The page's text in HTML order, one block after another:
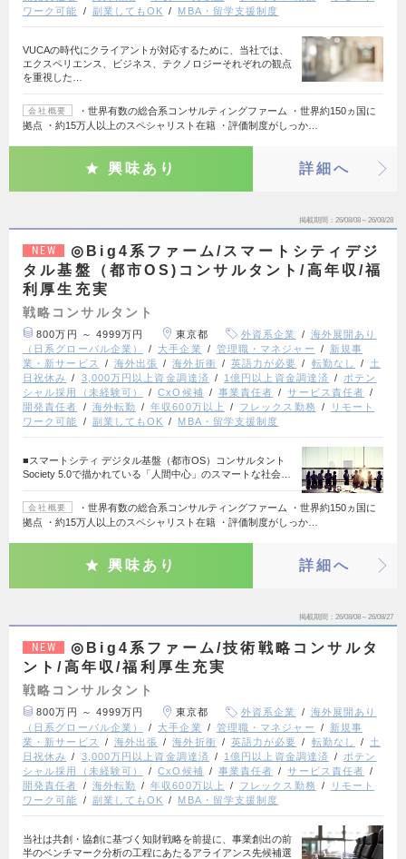
ワーク可能
副業してもOK MBA・留学支援制度
VUCAの時代にクライアントが対応するために、当社では、
エクスペリエンス、ビジネス、テクノロジーそれぞれの観点
を重視した…
会社概要
・世界有数の総合系コンサルティングファーム ・世界約150ヵ国に
拠点 ・約15万人以上のスペシャリスト在籍 ・評価制度がしっか…
興味あり 詳細へ
掲載期間 26/08/08～26/08/28
NEW
◎Big4系ファーム/スマートシティデジ
タル基盤（都市OS)コンサルタント/高年収/福
利厚生充実
戦略コンサルタント
800万円 ～ 4999万円 東京都 外資系企業
海外展開あり
（日系グローバル企業）
大手企業 管理職・マネジャー
新規事
業・新サービス
海外出張 海外折衝 英語力が必要 転勤なし
土
日祝休み
3,000万円以上資金調達済 1億円以上資金調達済
ポテン
シャル採用（未経験可）
CxO候補 事業責任者
サービス責任者
開発責任者
海外転勤 年収600万以上 フレックス勤務
リモート
ワーク可能
副業してもOK MBA・留学支援制度
■スマートシティ デジタル基盤（都市OS）コンサルタント
Society 5.0で描かれている「人間中心」のスマートな社会…
会社概要
・世界有数の総合系コンサルティングファーム ・世界約150ヵ国に
拠点 ・約15万人以上のスペシャリスト在籍 ・評価制度がしっか…
興味あり 詳細へ
掲載期間 26/08/08～26/08/27
NEW
◎Big4系ファーム/技術戦略コンサルタ
ント/高年収/福利厚生充実
戦略コンサルタント
800万円 ～ 4999万円 東京都 外資系企業
海外展開あり
（日系グローバル企業）
大手企業 管理職・マネジャー
新規事
業・新サービス
海外出張 海外折衝 英語力が必要 転勤なし
土
日祝休み
3,000万円以上資金調達済 1億円以上資金調達済
ポテン
シャル採用（未経験可）
CxO候補 事業責任者
サービス責任者
開発責任者
海外転勤 年収600万以上 フレックス勤務
リモート
ワーク可能
副業してもOK MBA・留学支援制度
当社は共創・協創に基づく知財戦略を前提に、事業創出の前
半のベンチマーク分析の工程にあたるアライアンス先候補選